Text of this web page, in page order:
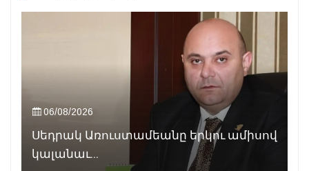
06/08/2026
Սեդրակ Առուստամեանը երկու ամիսով
կալանաւ...